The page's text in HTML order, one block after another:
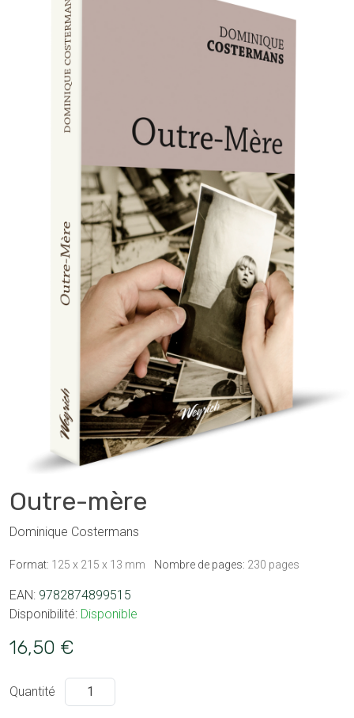
Outre-mère
Dominique Costermans
Format: 125 x 215 x 13 mm Nombre de pages: 230 pages
EAN: 9782874899515
Disponibilité: Disponible
16,50 €
Quantité